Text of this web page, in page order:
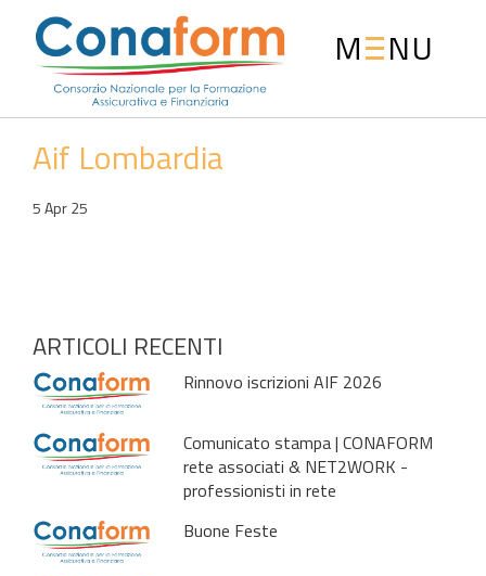
M NU
Aif Lombardia
5 Apr 25
ARTICOLI RECENTI
Rinnovo iscrizioni AIF 2026
Comunicato stampa | CONAFORM
rete associati & NET2WORK -
professionisti in rete
Buone Feste